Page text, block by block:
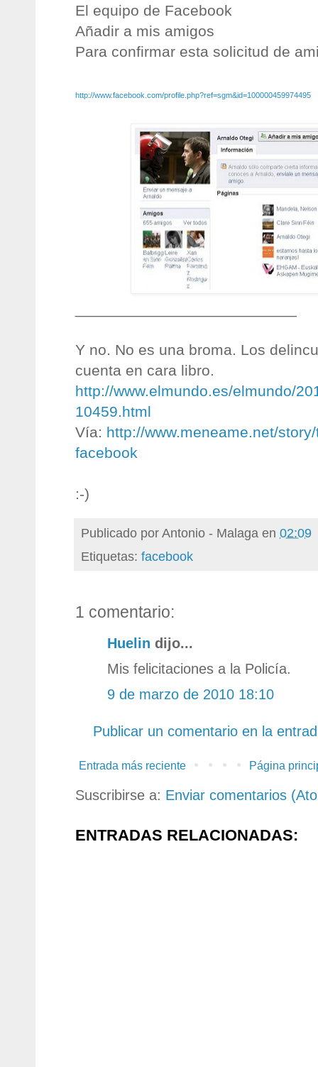
El equipo de Facebook
Añadir a mis amigos
Para confirmar esta solicitud de
http://www.facebook.com/profile.php?ref=sgm&id=100000459974495
Y no. No es una broma. Los
cuenta en cara libro.
http://www.elmundo.es/elmundo/
10459.html
Vía: http://www.meneame.net/
facebook
:-)
Publicado porAntonio - Malaga en 02:09
Etiquetas: facebook
1 comentario:
Huelin dijo...
Mis felicitaciones a la Policía.
9 de marzo de 2010 18:10
Publicar un comentario en la
Entrada más reciente Página
Suscribirse a: Enviar comentarios
ENTRADAS RELACIONADAS: